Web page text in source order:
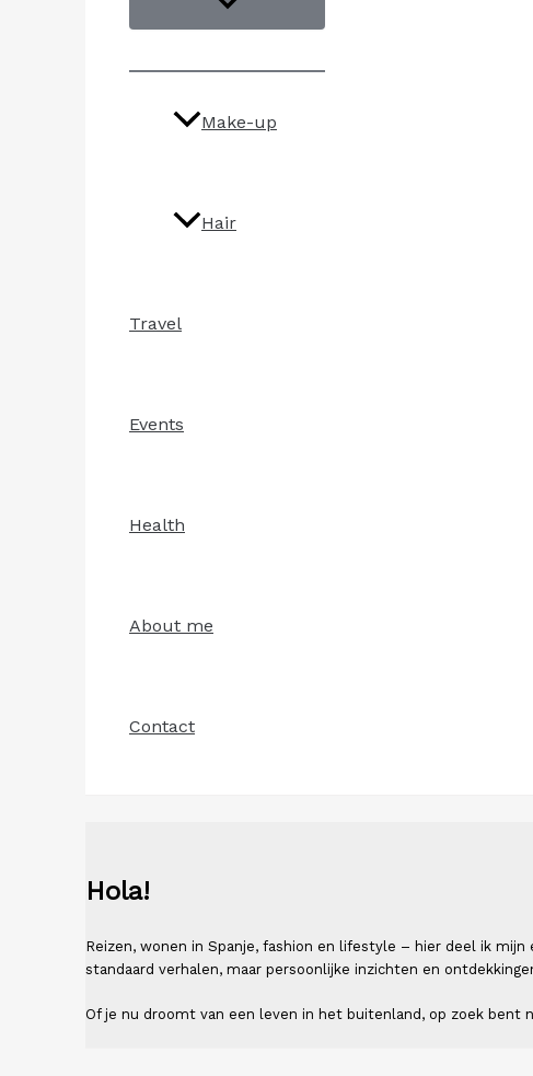
Make-up
Hair
Travel
Events
Health
About me
Contact
Hola!
Reizen, wonen in Spanje, fashion en lifestyle – hier deel ik
standaard verhalen, maar persoonlijke inzichten en
Of je nu droomt van een leven in het buitenland, op zoek